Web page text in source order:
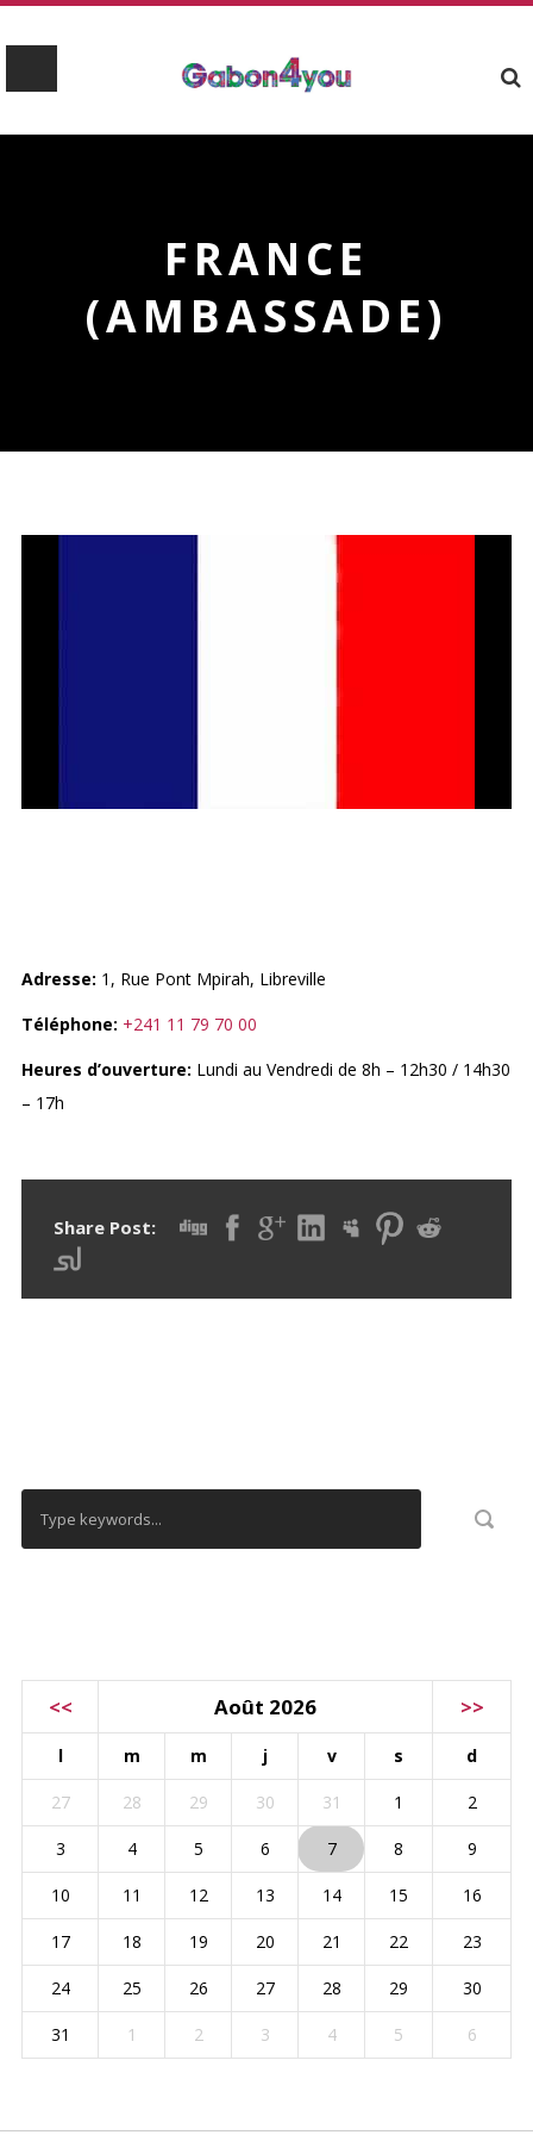
FRANCE
(AMBASSADE)
Adresse: 1, Rue Pont Mpirah, Libreville
Téléphone: +241 11 79 70 00
Heures d’ouverture: Lundi au Vendredi de 8h – 12h30 / 14h30
– 17h
Share Post:
<< Août 2026 >>
l m m j v s d
27 28 29 30 31 1 2
3 4 5 6 7 8 9
10 11 12 13 14 15 16
17 18 19 20 21 22 23
24 25 26 27 28 29 30
31 1 2 3 4 5 6